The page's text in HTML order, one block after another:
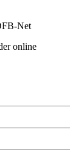
Net
online